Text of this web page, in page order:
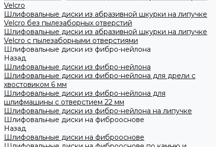
Velcro
Шлифовальные диски из абразивной шкурки на липучке
Velcro без пылезаборных отверстий
Шлифовальные диски из абразивной шкурки на липучке
Velcro с пылезаборными отверстиями
Шлифовальные диски из фибро-нейлона
Назад
Шлифовальные диски из фибро-нейлона
Шлифовальные диски из фибро-нейлона для дрели с
хвостовиком 6 мм
Шлифовальные диски из фибро-нейлона для
шлифмашины с отверстием 22 мм
Шлифовальные диски из фибро-нейлона на липучке
Шлифовальные диски на фиброоснове
Назад
Шлифовальные диски на фиброоснове